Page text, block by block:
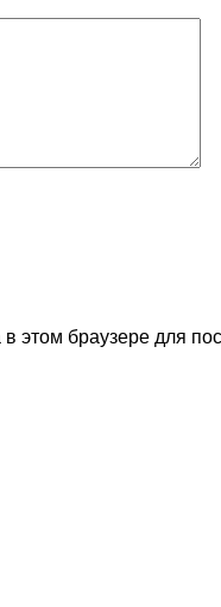
этом браузере для